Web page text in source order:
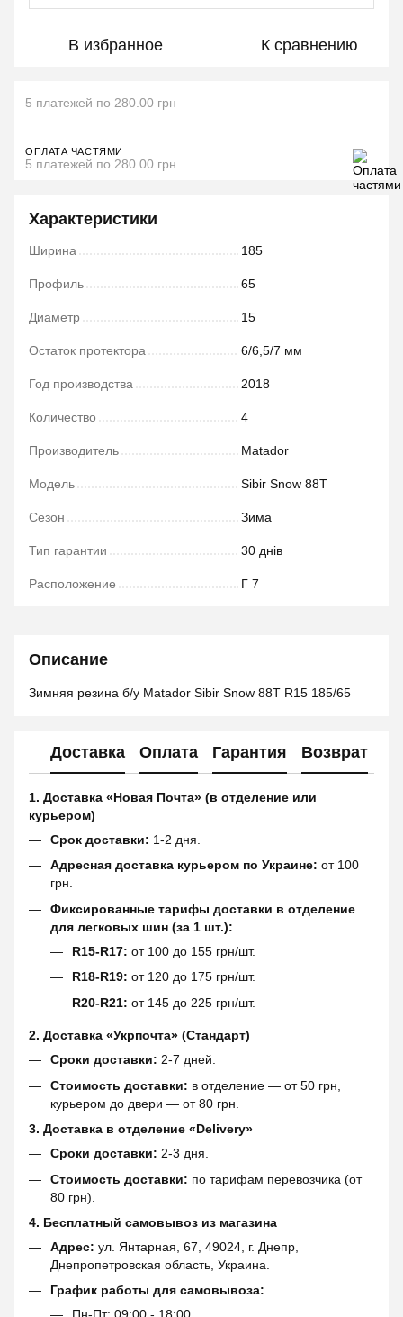
В избранное К сравнению
5 платежей по 280.00 грн
ОПЛАТА ЧАСТЯМИ
5 платежей по 280.00 грн
Характеристики
Ширина 185
Профиль 65
Диаметр 15
Остаток протектора 6/6,5/7 мм
Год производства 2018
Количество 4
Производитель Matador
Модель Sibir Snow 88T
Сезон Зима
Тип гарантии 30 днів
Расположение Г 7
Описание
Зимняя резина б/у Matador Sibir Snow 88T R15 185/65
Доставка Оплата Гарантия Возврат
1. Доставка «Новая Почта» (в отделение или
курьером)
Срок доставки: 1-2 дня.
Адресная доставка курьером по Украине: от 100
грн.
Фиксированные тарифы доставки в отделение
для легковых шин (за 1 шт.):
R15-R17: от 100 до 155 грн/шт.
R18-R19: от 120 до 175 грн/шт.
R20-R21: от 145 до 225 грн/шт.
2. Доставка «Укрпочта» (Стандарт)
Сроки доставки: 2-7 дней.
Стоимость доставки: в отделение — от 50 грн,
курьером до двери — от 80 грн.
3. Доставка в отделение «Delivery»
Сроки доставки: 2-3 дня.
Стоимость доставки: по тарифам перевозчика (от
80 грн).
4. Бесплатный самовывоз из магазина
Адрес: ул. Янтарная, 67, 49024, г. Днепр,
Днепропетровская область, Украина.
График работы для самовывоза: